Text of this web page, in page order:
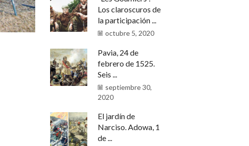
Los claroscuros de
la participación ...
octubre 5, 2020
Pavia, 24 de
febrero de 1525.
Seis ...
septiembre 30,
2020
El jardín de
Narciso. Adowa, 1
de ...